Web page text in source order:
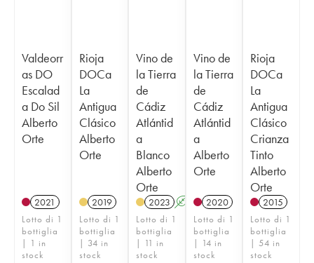
Valdeorr
as DO
Escalad
a Do Sil
Alberto
Orte
2021
Lotto di 1
bottiglia
| 1 in
stock
Rioja
DOCa
La
Antigua
Clásico
Alberto
Orte
2019
Lotto di 1
bottiglia
| 34 in
stock
Vino de
la Tierra
de
Cádiz
Atlántid
a
Blanco
Alberto
Orte
2023 A
Lotto di 1
bottiglia
| 11 in
stock
Vino de
la Tierra
de
Cádiz
Atlántid
a
Alberto
Orte
2020
Lotto di 1
bottiglia
| 14 in
stock
Rioja
DOCa
La
Antigua
Clásico
Crianza
Tinto
Alberto
Orte
2015
Lotto di 1
bottiglia
| 54 in
stock